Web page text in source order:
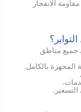
الانفجار
جميع مناطق
بالكامل.